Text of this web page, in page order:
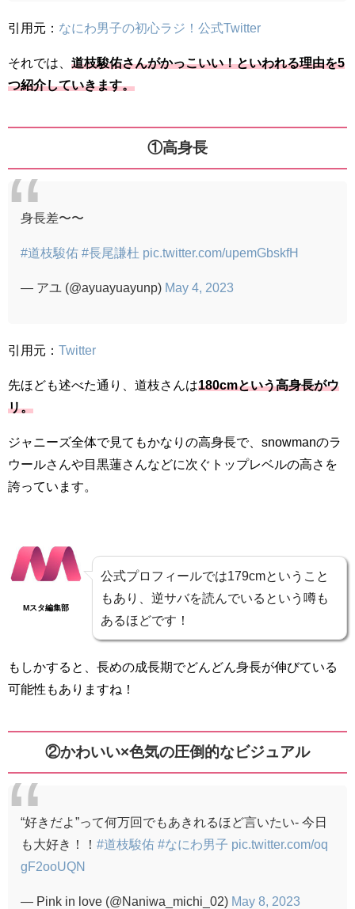
引用元： なにわ男子の初心ラジ！公式Twitter
それでは、 道枝駿佑さんがかっこいい！といわれる理由を5
つ紹介していきます。
①高身長
身長差〜〜
#道枝駿佑 #長尾謙杜 pic.twitter.com/upemGbskfH
— アユ (@ayuayuayunp) May 4, 2023
引用元： Twitter
先ほども述べた通り、道枝さんは180cmという高身長がウ
リ。
ジャニーズ全体で見てもかなりの高身長で、snowmanのラ
ウールさんや目黒蓮さんなどに次ぐトップレベルの高さを
誇っています。
Mスタ編集部
公式プロフィールでは179cmということ
もあり、逆サバを読んでいるという噂も
あるほどです！
もしかすると、長めの成長期でどんどん身長が伸びている
可能性もありますね！
②かわいい×色気の圧倒的なビジュアル
“好きだよ”って何万回でもあきれるほど言いたい- 今日
も大好き！！ #道枝駿佑 #なにわ男子 pic.twitter.com/oq
gF2ooUQN
— Pink in love (@Naniwa_michi_02) May 8, 2023